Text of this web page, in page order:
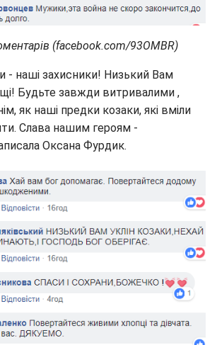
(facebook.com/93OMBR)
- наші захисники! Низький Вам
Будьте завжди витривалими ,
як наші предки козаки, які вміли
Слава нашим героям -
Оксана Фурдик.